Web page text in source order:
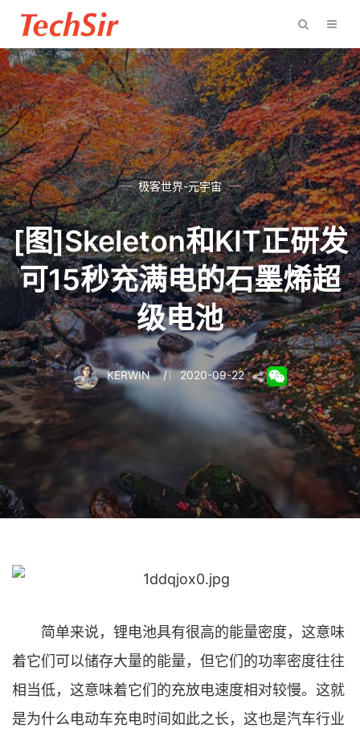
极客世界-元宇宙
[图]Skeleton和KIT正研发
可15秒充满电的石墨烯超
级电池
KERWIN / 2020-09-22
简单来说，锂电池具有很高的能量密度，这意味
着它们可以储存大量的能量，但它们的功率密度往往
相当低，这意味着它们的充放电速度相对较慢。这就
是为什么电动车充电时间如此之长，这也是汽车行业